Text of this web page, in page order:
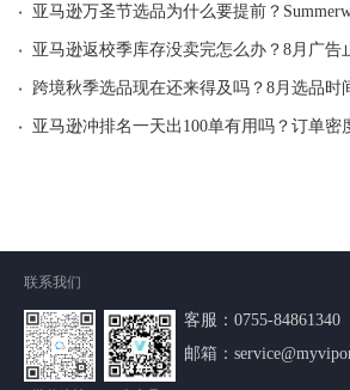
· 亚马逊万圣节选品为什么要提前？
· 亚马逊返校季库存没卖完怎么办？8月广告
· 跨境秋季选品现在还来得及吗？8月选品时
· 亚马逊冲排名一天出100单有用吗？订单密
联系我们
客服：0755-84861340
邮箱：